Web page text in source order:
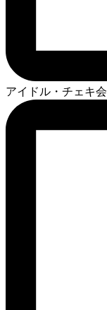
アイドル・チェキ会